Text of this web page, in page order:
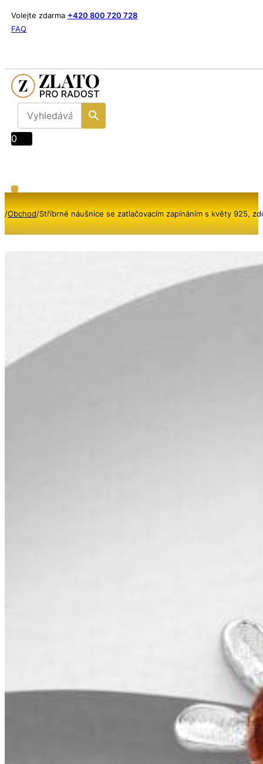
Volejte zdarma +420 800 720 728
FAQ
0
/Obchod/Stříbrné náušnice se zatlačovacím zapínáním s květy 925,